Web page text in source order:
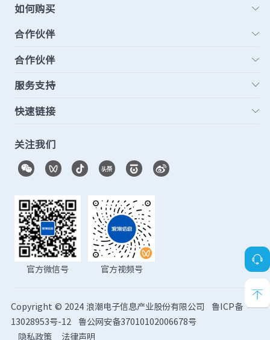
如何购买
合作伙伴
合作伙伴
服务支持
快速链接
关注我们
官方微信号 官方视频号
Copyright © 2024 浪潮电子信息产业股份有限公司 鲁ICP备
13028953号-12 鲁公网安备37010102006678号
隐私政策
法律声明